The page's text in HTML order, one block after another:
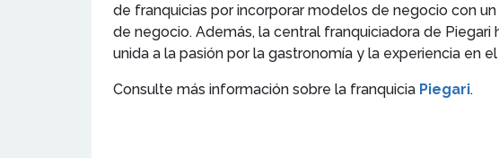
de franquicias por incorporar modelos de negocio con
de negocio. Además, la central franquiciadora de
unida a la pasión por la gastronomía y la experiencia en
Consulte más información sobre la franquicia Piegari.